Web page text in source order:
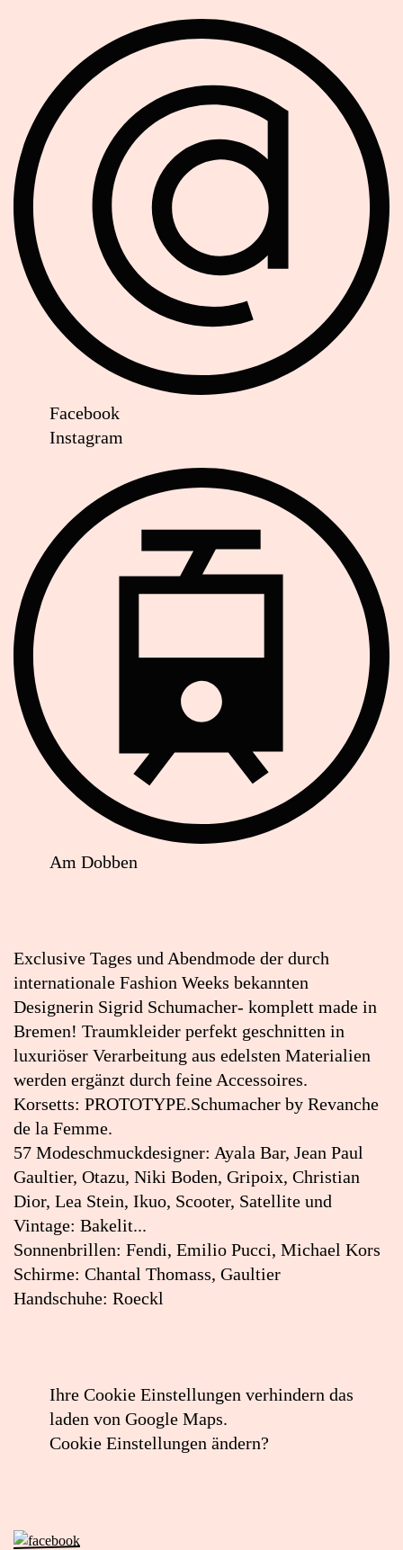
Soziale Netzwerke
Facebook
Instagram
Strassenbahn Haltestelle
Am Dobben
in
Google
Maps
öffnen
(externer
Link)
Exclusive Tages und Abendmode der durch
internationale Fashion Weeks bekannten
Designerin Sigrid Schumacher- komplett made in
Bremen! Traumkleider perfekt geschnitten in
luxuriöser Verarbeitung aus edelsten Materialien
werden ergänzt durch feine Accessoires.
Korsetts: PROTOTYPE.Schumacher by Revanche
de la Femme.
57 Modeschmuckdesigner: Ayala Bar, Jean Paul
Gaultier, Otazu, Niki Boden, Gripoix, Christian
Dior, Lea Stein, Ikuo, Scooter, Satellite und
Vintage: Bakelit...
Sonnenbrillen: Fendi, Emilio Pucci, Michael Kors
Schirme: Chantal Thomass, Gaultier
Handschuhe: Roeckl
Ihre Cookie Einstellungen verhindern das
laden von Google Maps.
Cookie Einstellungen ändern?
Zur